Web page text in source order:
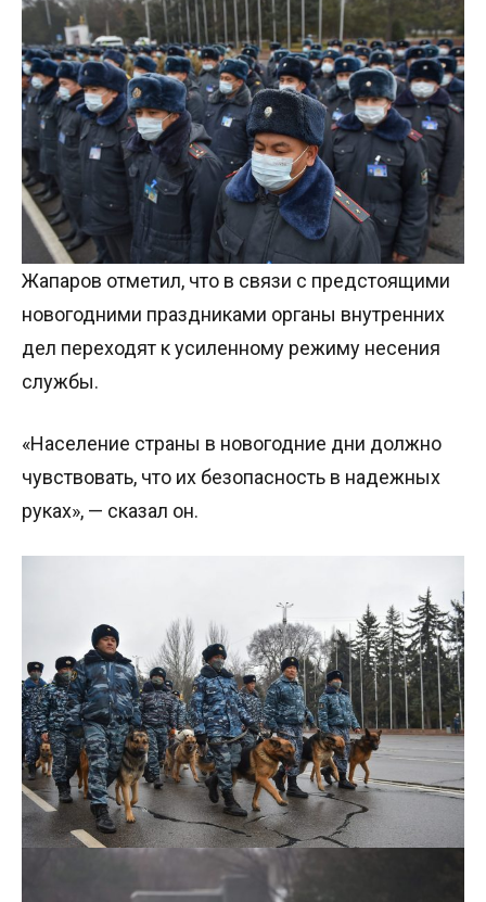
Жапаров отметил, что в связи с предстоящими
новогодними праздниками органы внутренних
дел переходят к усиленному режиму несения
службы.
«Население страны в новогодние дни должно
чувствовать, что их безопасность в надежных
руках», — сказал он.